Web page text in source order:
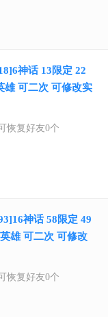
神话 13限定 22
雄 可二次 可修改实
恢复好友0个
神话 58限定 49
雄 可二次 可修改
恢复好友0个